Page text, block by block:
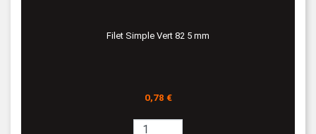
Filet Simple Vert 82 5 mm
Prix
0,78 €